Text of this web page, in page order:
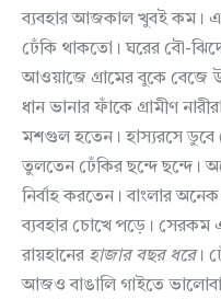
ব্যবহার আজকাল খুবই কম।
ঢেঁকি থাকতো। ঘরের বৌ-
আওয়াজে গ্রামের বুকে বেজে
ধান ভানার ফাঁকে গ্রামীণ
মশগুল হতেন। হাস্যরসে ডুবে
তুলতেন ঢেঁকির ছন্দে ছন্দে।
নির্বাহ করতেন। বাংলার
ব্যবহার চোখে পড়ে। সেরকম
রায়হানের হাজার বছর ধরে।
আজও বাঙালি গাইতে